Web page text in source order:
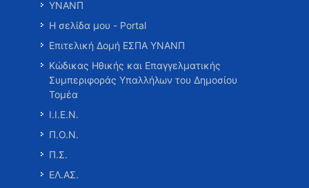
ΥΝΑΝΠ
Η σελίδα μου - Portal
Επιτελική Δομή ΕΣΠΑ ΥΝΑΝΠ
Κώδικας Ηθικής και Επαγγελματικής
Συμπεριφοράς Υπαλλήλων του Δημοσίου
Τομέα
Ι.Ι.Ε.Ν.
Π.Ο.Ν.
Π.Σ.
ΕΛ.ΑΣ.